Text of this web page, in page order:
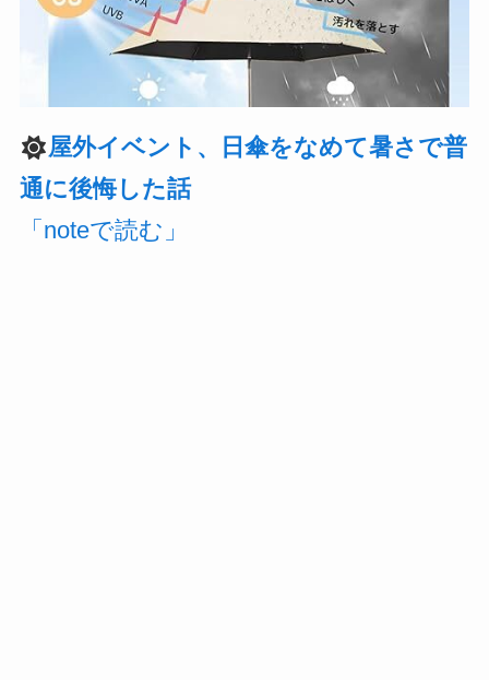
屋外イベント、日傘をなめて暑さで普
通に後悔した話
「noteで読む」